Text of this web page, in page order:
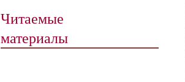
Читаемые
материалы